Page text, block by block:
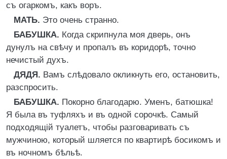
съ огаркомъ, какъ воръ.
МАТЬ. Это очень странно.
БАБУШКА. Когда скрипнула моя дверь, онъ
дунулъ на свѣчу и пропалъ въ коридорѣ, точно
нечистый духъ.
ДЯДЯ. Вамъ слѣдовало окликнуть его, остановить,
разспросить.
БАБУШКА. Покорно благодарю. Уменъ, батюшка!
Я была въ туфляхъ и въ одной сорочкѣ. Самый
подходящій туалетъ, чтобы разговаривать съ
мужчиною, который шляется по квартирѣ босикомъ и
въ ночномъ бѣльѣ.